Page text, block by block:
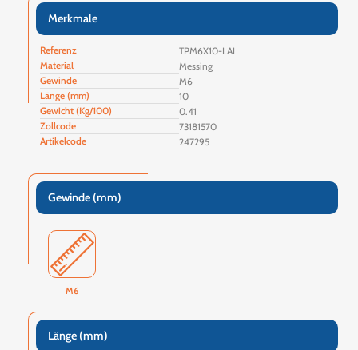
Merkmale
Referenz
TPM6X10-LAI
Material
Messing
Gewinde
M6
Länge (mm)
10
Gewicht (Kg/100)
0.41
Zollcode
73181570
Artikelcode
247295
Gewinde (mm)
M6
Länge (mm)